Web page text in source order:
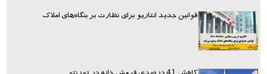
قوانین جدید انتاریو برای نظارت بر بنگاه‌های املاک